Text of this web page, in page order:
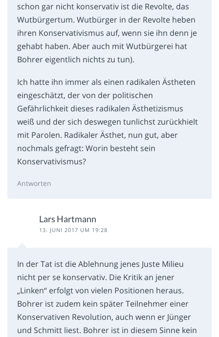
schon gar nicht konservativ ist die Revolte, das
Wutbürgertum. Wutbürger in der Revolte heben
ihren Konservativismus auf, wenn sie ihn denn je
gehabt haben. Aber auch mit Wutbürgerei hat
Bohrer eigentlich nichts zu tun).
Ich hatte ihn immer als einen radikalen Ästheten
eingeschätzt, der von der politischen
Gefährlichkeit dieses radikalen Ästhetizismus
weiß und der sich deswegen tunlichst zurückhielt
mit Parolen. Radikaler Ästhet, nun gut, aber
nochmals gefragt: Worin besteht sein
Konservativismus?
Antworten
Lars Hartmann
13. JUNI 2017 UM 19:28
In der Tat ist die Ablehnung jenes Juste Milieu
nicht per se konservativ. Die Kritik an jener
„Linken“ erfolgt von vielen Positionen heraus.
Bohrer ist zudem kein später Teilnehmer einer
Konservativen Revolution, auch wenn er Jünger
und Schmitt liest. Bohrer ist in diesem Sinne kein